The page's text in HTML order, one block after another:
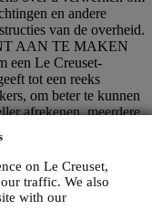
on Le Creuset,
traffic. We also
with our
en andere
van de overheid.
AAN TE MAKEN
een Le Creuset-
tot een reeks
om beter te kunnen
afrekenen, meerdere
ons in staat te stellen
te leveren.
EN OM ONZE
AAN U